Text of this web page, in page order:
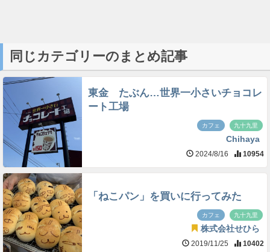
同じカテゴリーのまとめ記事
東金 たぶん…世界一小さいチョコレ
ート工場
カフェ 九十九里
Chihaya
2024/8/16 10954
「ねこパン」を買いに行ってみた
カフェ 九十九里
株式会社せひら
2019/11/25 10402